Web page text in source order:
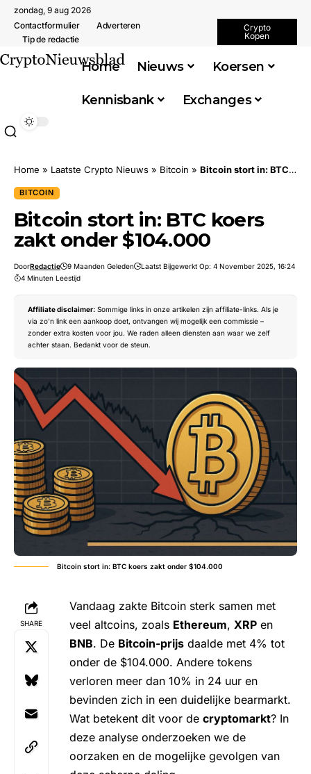
zondag, 9 aug 2026
Contactformulier
Adverteren
Tip de redactie
Crypto
Kopen
Home Nieuws Koersen
Kennisbank Exchanges
Home » Laatste Crypto Nieuws » Bitcoin » Bitcoin stort in: BTC koers zakt onder $104.000
BITCOIN
Bitcoin stort in: BTC koers
zakt onder $104.000
DoorRedactie 9 Maanden Geleden
Laatst Bijgewerkt Op: 4 November 2025, 16:24
4 Minuten Leestijd
Affiliate disclaimer: Sommige links in onze artikelen zijn affiliate-links. Als je
via zo’n link een aankoop doet, ontvangen wij mogelijk een commissie –
zonder extra kosten voor jou. We raden alleen diensten aan waar we zelf
achter staan. Bedankt voor de steun.
Bitcoin stort in: BTC koers zakt onder $104.000
SHARE
Vandaag zakte Bitcoin sterk samen met
veel altcoins, zoals Ethereum, XRP en
BNB. De Bitcoin-prijs daalde met 4% tot
onder de $104.000. Andere tokens
verloren meer dan 10% in 24 uur en
bevinden zich in een duidelijke bearmarkt.
Wat betekent dit voor de cryptomarkt? In
deze analyse onderzoeken we de
oorzaken en de mogelijke gevolgen van